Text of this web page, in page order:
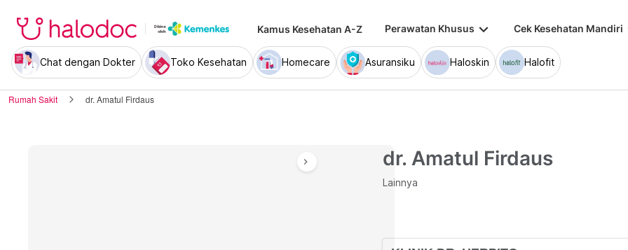
Kamus Kesehatan A-Z Perawatan Khusus keyboard_arrow_down Cek Kesehatan Mandiri
Chat dengan Dokter Toko Kesehatan Homecare Asuransiku Haloskin Halofit
Rumah Sakit dr. Amatul Firdaus
chevron_right dr. Amatul Firdaus
Lainnya